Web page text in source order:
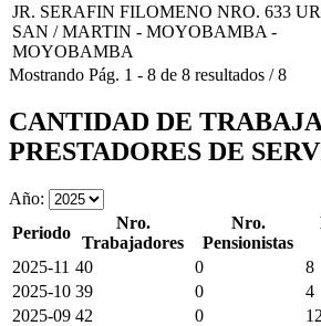
JR. SERAFIN FILOMENO NRO. 633
SAN / MARTIN - MOYOBAMBA -
MOYOBAMBA
Mostrando Pág. 1 - 8 de 8 resultados /8
CANTIDAD DE
PRESTADORES DE
Año:
Periodo
Nro.
Trabajadores
Nro.
Pensionistas
2025-11 40 0
8
2025-10 39 0
4
2025-09 42 0
12